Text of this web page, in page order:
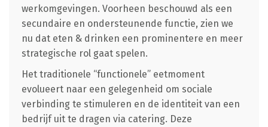
werkomgevingen. Voorheen beschouwd als een
secundaire en ondersteunende functie, zien we
nu dat eten & drinken een prominentere en meer
strategische rol gaat spelen.
Het traditionele “functionele” eetmoment
evolueert naar een gelegenheid om sociale
verbinding te stimuleren en de identiteit van een
bedrijf uit te dragen via catering. Deze